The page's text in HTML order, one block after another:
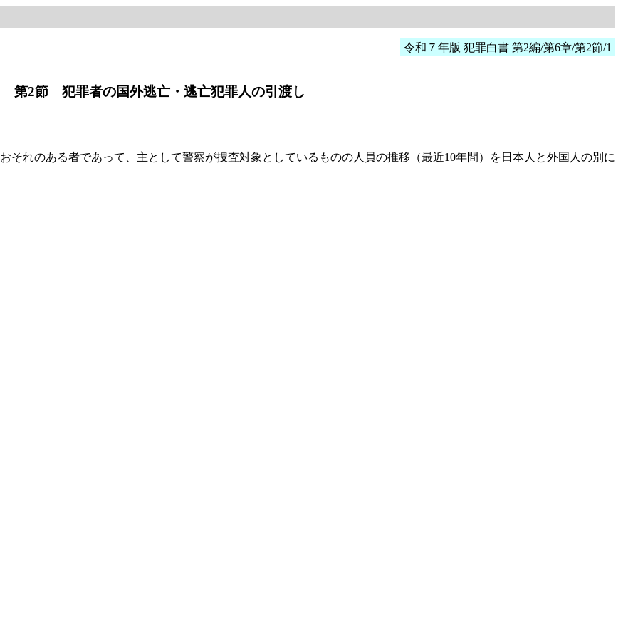
令和７年版 犯罪白書 第2編/第6章/第2節/1
第2節 犯罪者の国外逃亡・逃亡犯罪人の引渡し
それのある者であって、主として警察が捜査対象としているものの人員の推移（最近10年間）を日本人と外国人の別に